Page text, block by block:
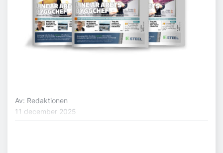
Av: Redaktionen
11 december 2025